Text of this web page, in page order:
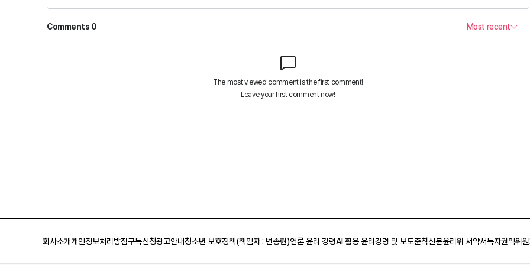
회사소개개인정보처리방침구독신청광고안내청소년 보호정책(책임자 : 변종현)언론 윤리 강령AI 활용 윤리강령 및 보도준칙신문윤리위 서약서독자권익위